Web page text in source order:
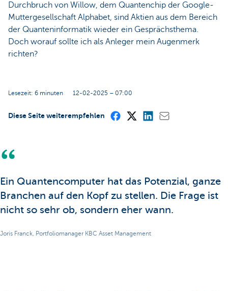
Durchbruch von Willow, dem Quantenchip der Google-
Muttergesellschaft Alphabet, sind Aktien aus dem Bereich
der Quanteninformatik wieder ein Gesprächsthema.
Doch worauf sollte ich als Anleger mein Augenmerk
richten?
Lesezeit: 6 minuten 12-02-2025 – 07:00
Diese Seite weiterempfehlen
Ein Quantencomputer hat das Potenzial, ganze
Branchen auf den Kopf zu stellen. Die Frage ist
nicht so sehr ob, sondern eher wann.
Joris Franck, Portfoliomanager KBC Asset Management